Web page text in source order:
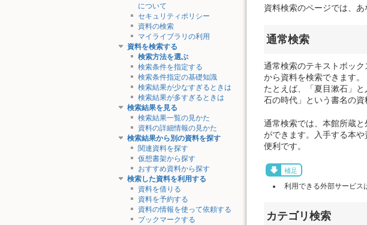
について
セキュリティポリシー
資料の検索
マイライブラリの利用
資料を検索する
検索方法を選ぶ
検索条件を指定する
検索条件指定の基礎知識
検索結果が少なすぎるときは
検索結果が多すぎるときは
検索結果を見る
検索結果一覧の見かた
資料の詳細情報の見かた
検索結果から別の資料を探す
関連資料を探す
仮想書架から探す
おすすめ資料から探す
検索した資料を利用する
資料を借りる
資料を予約する
資料の情報を使って依頼する
ブックマークする
資料検索のページでは、
通常検索
通常検索のテキストボッ
から資料を検索できます。
たとえば、「夏目漱石」
石の時代」という書名の資
通常検索では、本館所蔵
ができます。入手する本
便利です。
補足
利用できる外部サービス
カテゴリ検索